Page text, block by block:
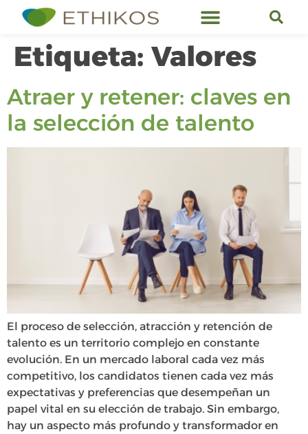
Etiqueta: Valores
Atraer y retener: claves en
la selección de talento
El proceso de selección, atracción y retención de
talento es un territorio complejo en constante
evolución. En un mercado laboral cada vez más
competitivo, los candidatos tienen cada vez más
expectativas y preferencias que desempeñan un
papel vital en su elección de trabajo. Sin embargo,
hay un aspecto más profundo y transformador en